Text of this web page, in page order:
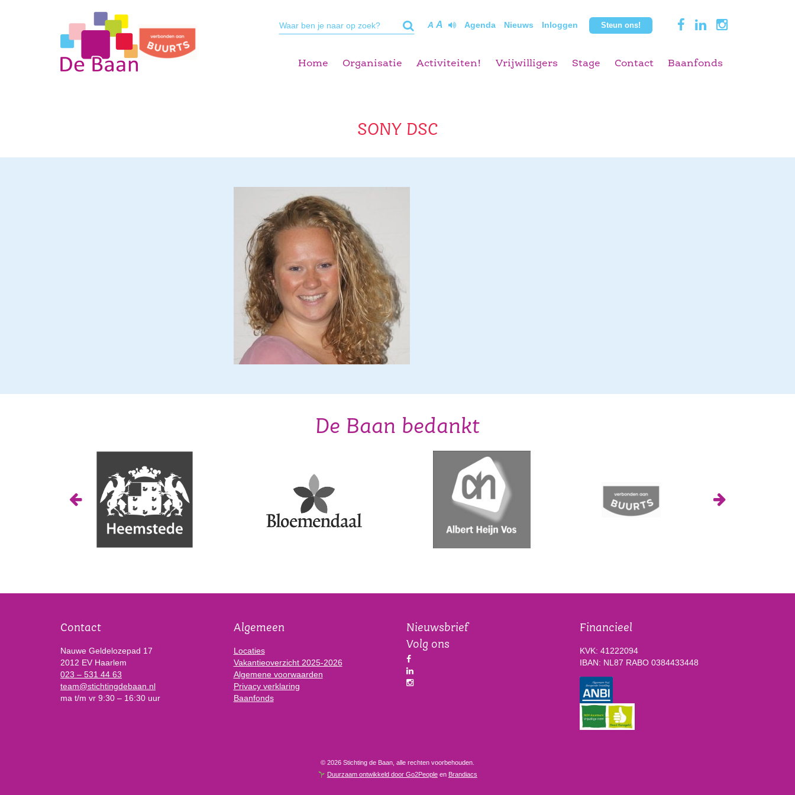
A A Agenda Nieuws Inloggen Steun ons!
Home Organisatie Activiteiten! Vrijwilligers Stage Contact Baanfonds
SONY DSC
De Baan bedankt
Contact
Nauwe Geldelozepad 17
2012 EV Haarlem
023 – 531 44 63
team@stichtingdebaan.nl
ma t/m vr 9:30 – 16:30 uur
Algemeen
Locaties
Vakantieoverzicht 2025-2026
Algemene voorwaarden
Privacy verklaring
Baanfonds
Nieuwsbrief
Volg ons
Financieel
KVK: 41222094
IBAN: NL87 RABO 0384433448
© 2026 Stichting de Baan, alle rechten voorbehouden.
Duurzaam ontwikkeld door Go2Peopleen Brandiacs